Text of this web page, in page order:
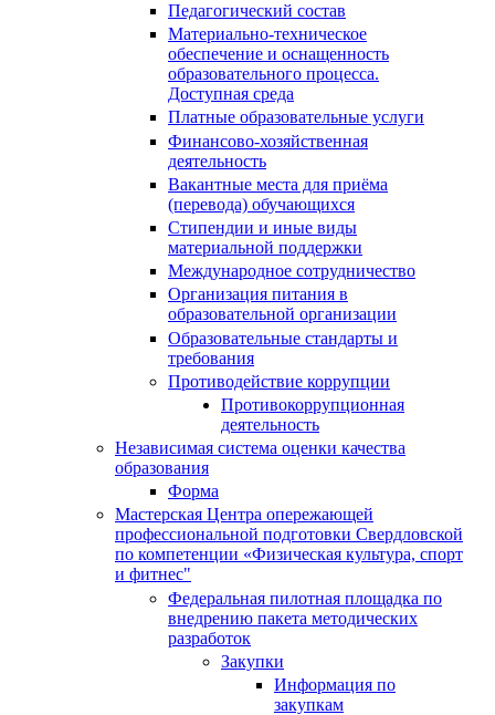
Педагогический состав
Материально-техническое
обеспечение и оснащенность
образовательного процесса.
Доступная среда
Платные образовательные услуги
Финансово-хозяйственная
деятельность
Вакантные места для приёма
(перевода) обучающихся
Стипендии и иные виды
материальной поддержки
Международное сотрудничество
Организация питания в
образовательной организации
Образовательные стандарты и
требования
Противодействие коррупции
Противокоррупционная
деятельность
Независимая система оценки качества
образования
Форма
Мастерская Центра опережающей
профессиональной подготовки Свердловской
по компетенции «Физическая культура, спорт
и фитнес"
Федеральная пилотная площадка по
внедрению пакета методических
разработок
Закупки
Информация по
закупкам